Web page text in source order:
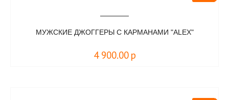
МУЖСКИЕ ДЖОГГЕРЫ С КАРМАНАМИ "ALEX"
4 900.00 р